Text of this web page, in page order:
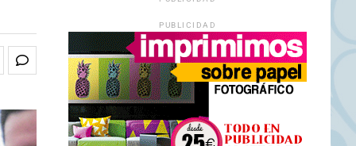
PUBLICIDAD